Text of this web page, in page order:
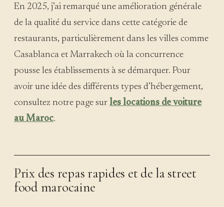
En 2025, j’ai remarqué une amélioration générale
de la qualité du service dans cette catégorie de
restaurants, particulièrement dans les villes comme
Casablanca et Marrakech où la concurrence
pousse les établissements à se démarquer. Pour
avoir une idée des différents types d’hébergement,
consultez notre page sur les locations de voiture
au Maroc.
Prix des repas rapides et de la street
food marocaine